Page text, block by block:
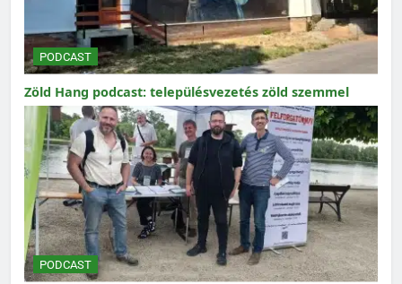
PODCAST
Zöld Hang podcast: településvezetés zöld szemmel
PODCAST